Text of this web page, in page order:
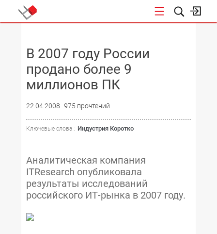
В 2007 году России
продано более 9
миллионов ПК
22.04.2008 975 прочтений
Ключевые слова : Индустрия Коротко
Аналитическая компания
ITResearch опубликовала
результаты исследований
российского ИТ-рынка в 2007 году.